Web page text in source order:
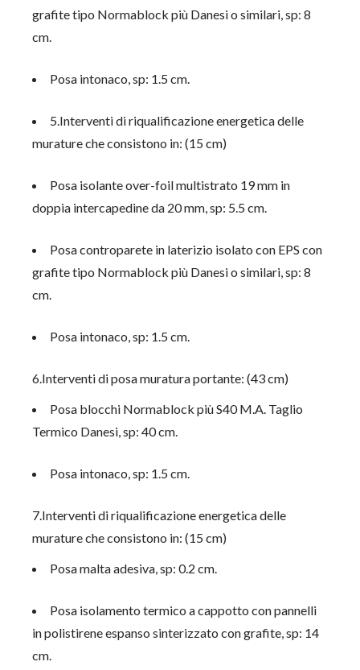
grafite tipo Normablock più Danesi o similari, sp: 8
cm.
Posa intonaco, sp: 1.5 cm.
5.Interventi di riqualificazione energetica delle
murature che consistono in: (15 cm)
Posa isolante over-foil multistrato 19 mm in
doppia intercapedine da 20 mm, sp: 5.5 cm.
Posa controparete in laterizio isolato con EPS con
grafite tipo Normablock più Danesi o similari, sp: 8
cm.
Posa intonaco, sp: 1.5 cm.
6.Interventi di posa muratura portante: (43 cm)
Posa blocchi Normablock più S40 M.A. Taglio
Termico Danesi, sp: 40 cm.
Posa intonaco, sp: 1.5 cm.
7.Interventi di riqualificazione energetica delle
murature che consistono in: (15 cm)
Posa malta adesiva, sp: 0.2 cm.
Posa isolamento termico a cappotto con pannelli
in polistirene espanso sinterizzato con grafite, sp: 14
cm.